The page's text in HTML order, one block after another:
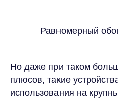
Равномерный
Но даже при таком
плюсов, такие
использования на